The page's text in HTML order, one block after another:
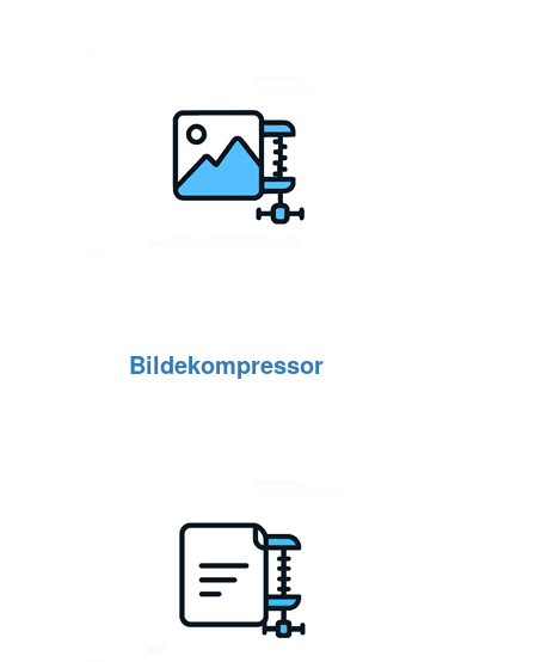
Bildekompressor